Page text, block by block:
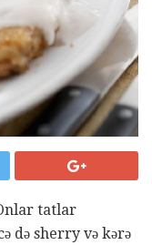
tatlar
də sherry və kərə